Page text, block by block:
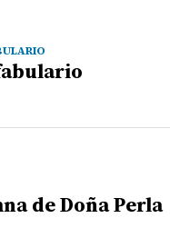
de Doña Perla